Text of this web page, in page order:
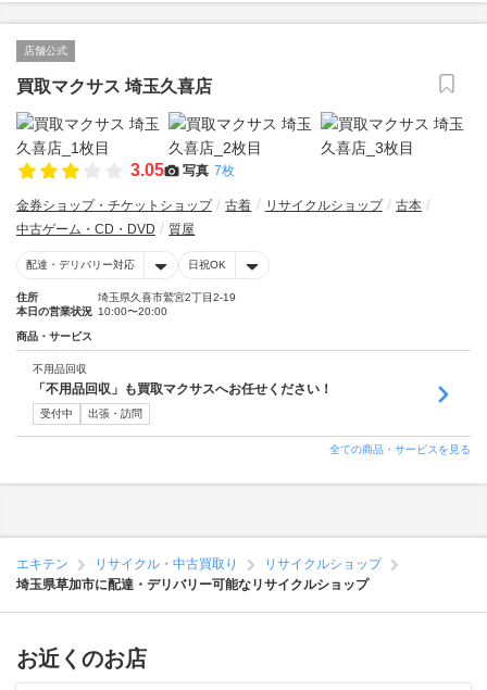
店舗公式
買取マクサス 埼玉久喜店
3.05 写真 7枚
金券ショップ・チケットショップ 古着 リサイクルショップ
古本
中古ゲーム・CD・DVD
質屋
配達・デリバリー対応 日祝OK
住所
埼玉県久喜市鷲宮2丁目2-19
本日の営業状況 10:00〜20:00
商品・サービス
不用品回収
「不用品回収」も買取マクサスへお任せください！
受付中 出張・訪問
全ての商品・サービスを見る
エキテン リサイクル・中古買取り
リサイクルショップ
埼玉県草加市に配達・デリバリー可能なリサイクルショップ
お近くのお店